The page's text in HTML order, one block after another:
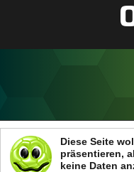
Diese Seite
präsentieren,
keine Daten